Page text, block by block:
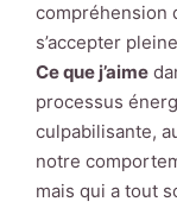
compréhension
s’accepter
Ce que j’aime
processus
culpabilisante,
notre
mais qui a tout